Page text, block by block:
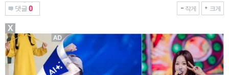
댓글 0 작게 크게
X